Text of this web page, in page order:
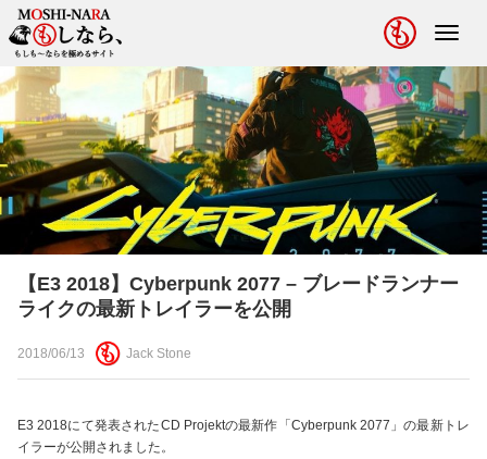
【E3 2018】Cyberpunk 2077 – ブレードランナー
ライクの最新トレイラーを公開
2018/06/13 Jack Stone
E3 2018にて発表されたCD Projektの最新作「Cyberpunk 2077」の最新トレ
イラーが公開されました。